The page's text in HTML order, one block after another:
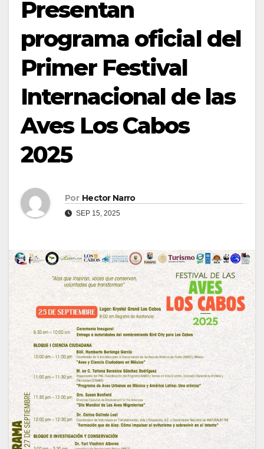
Presentan
programa oficial del
Primer Festival
Internacional de las
Aves Los Cabos
2025
Por Hector Narro
SEP 15, 2025